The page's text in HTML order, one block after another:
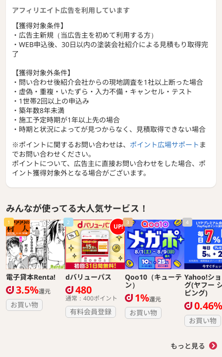
屋根・外壁塗装の工事では、ある程度、金額相場が決まって
います。
相場が分かっていないと、悪徳業者などに騙されてしまう場
合があるため、
リショップナビ外壁塗装を使って複数社の無料見積もりを取
▼▼▼【リショップナビ外壁塗装】オススメのポイント ▼
▼▼
■不安・悩みを解決！リフォームアドバイザーへ無料相談可
能。
■金額の不安を解決！適正価格の見積もりのみご提出。
■塗装会社選びの不安を解決！審査を通過した優良加盟店の
みご紹介。
■リショップナビ安心保証で万が一の場合も安心！※適用に
は条件がございます。
■リショップナビ外壁塗装からお祝い金がもらえる！ご成約
金額に応じて、最大30,000円分のAmazonギフトカードプレ
アフィリエイト広告を利用しています
【獲得対象条件】
・広告主新規（当広告主を初めて利用する方）
・WEB申込後、30日以内の塗装会社紹介による見積もり取得完
了
【獲得対象外条件】
・問い合わせ後紹介会社からの現地調査を1社以上断った場合
・虚偽・重複・いたずら・入力不備・キャンセル・テスト
・1世帯2回以上の申込み
・築年数8年未満
・施工予定時期が1年以上先の場合
・時期と状況によってが見つからなく、見積取得できない場合
※ポイントに関するお問い合わせは、 ポイント広場サポート ま
でお問い合わせください。
ポイントについて、広告主に直接お問い合わせをした場合、ポ
イント獲得対象外となる場合がございます。
みんなが使ってる大人気サービス！
1
電子貸本Renta!
3.5%還元
お買い物
2 UP!
dバリューパス
480
通常：400ポイント
有料会員登録
3
Qoo10（キューテ
ン）
1%還元
お買い物
4
Yahoo!シ
グ(ヤフー
ピング)
0.46%
お買い物
もっと見る